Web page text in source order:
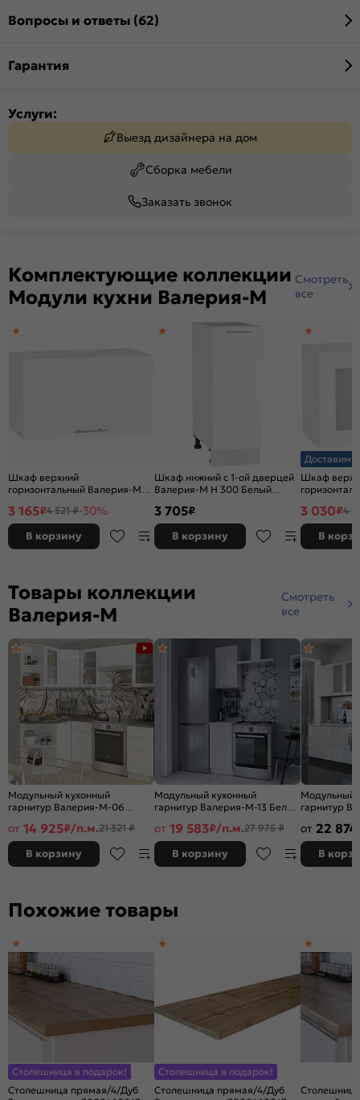
Вопросы и ответы (62)
Гарантия
Услуги:
Выезд дизайнера на дом
Сборка мебели
Заказать звонок
Комплектующие коллекции
Модули кухни Валерия-М
Смотреть
все
Шкаф верхний
горизонтальный Валерия-М
Белый
3 165₽4 521 ₽-30%
В корзину
Шкаф нижний с 1-ой дверцей
Валерия-М Н 300 Белый
3 705₽
В корзину
Доставим
Шкаф
металлик-
3 030₽4
В
Товары коллекции
Валерия-М
Смотреть
все
Модульный кухонный
гарнитур Валерия-М-06
2140x1290/2000x600
от 14 925₽/п.м.21 321 ₽
В корзину
Модульный кухонный
гарнитур Валерия-М-13 Белый
от 19 583₽/п.м.27 975 ₽
В корзину
Модульный
гарнитур
от 22 874
В
Похожие товары
Столешница в подарок!
Столешница прямая/4/Дуб
Столешница в подарок!
Столешница прямая/4/Дуб